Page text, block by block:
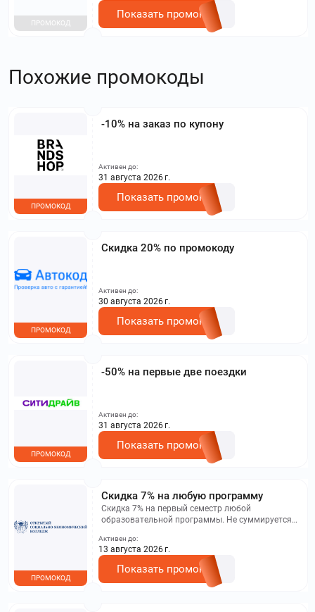
ПРОМОКОД
Показать промокод
Похожие промокоды
-10% на заказ по купону
ПРОМОКОД
Активен до:
31 августа 2026 г.
Показать промокод
Скидка 20% по промокоду
ПРОМОКОД
Активен до:
30 августа 2026 г.
Показать промокод
-50% на первые две поездки
ПРОМОКОД
Активен до:
31 августа 2026 г.
Показать промокод
Скидка 7% на любую программу
Скидка 7% на первый семестр любой
образовательной программы. Не суммируется с
на сайте.
ПРОМОКОД
Активен до:
13 августа 2026 г.
Показать промокод